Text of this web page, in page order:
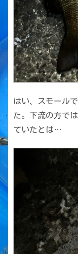
はい、スモール
た。下流の方で
ていたとは…